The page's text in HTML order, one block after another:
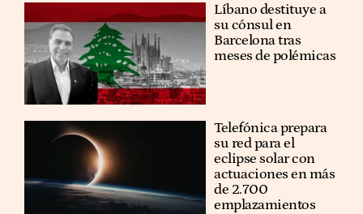
Líbano destituye a
su cónsul en
Barcelona tras
meses de polémicas
Telefónica prepara
su red para el
eclipse solar con
actuaciones en más
de 2.700
emplazamientos